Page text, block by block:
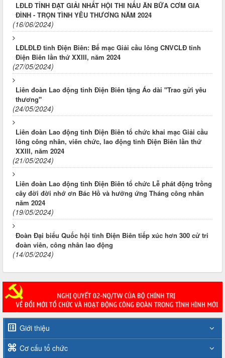
LĐLĐ TỈNH ĐẠT GIẢI NHẤT HỘI THI NẤU ĂN BỮA CƠM GIA
ĐÌNH - TRỌN TÌNH YÊU THƯƠNG NĂM 2024
(16/06/2024)
LĐLĐLĐ tỉnh Điện Biên: Bế mạc Giải cầu lông CNVCLĐ tỉnh
Điện Biên lần thứ XXIII, năm 2024
(27/05/2024)
Liên đoàn Lao động tỉnh Điện Biên tặng Áo dài "Trao gửi yêu
thương"
(24/05/2024)
Liên đoàn Lao động tỉnh Điện Biên tổ chức khai mạc Giải cầu
lông công nhân, viên chức, lao động tỉnh Điện Biên lần thứ
XXIII, năm 2024
(21/05/2024)
Liên đoàn Lao động tỉnh Điện Biên tổ chức Lễ phát động trồng
cây đời đời nhớ ơn Bác Hồ và hưởng ứng Tháng công nhân
năm 2024
(19/05/2024)
Đoàn Đại biểu Quốc hội tỉnh Điện Biên tiếp xúc hơn 300 cử tri
đoàn viên, công nhân lao động
(14/05/2024)
Giới thiệu
Cơ cấu tổ chức